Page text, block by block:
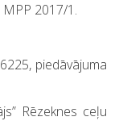
MPP 2017/1.
piedāvājuma
Rēzeknes ceļu